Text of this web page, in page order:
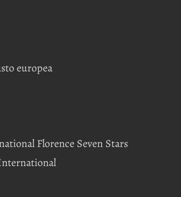
europea
Florence Seven Stars